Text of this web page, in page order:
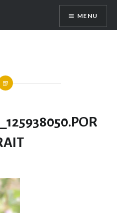
MENU
par
ATELIERDUPOTIER
OCTOBRE
2021